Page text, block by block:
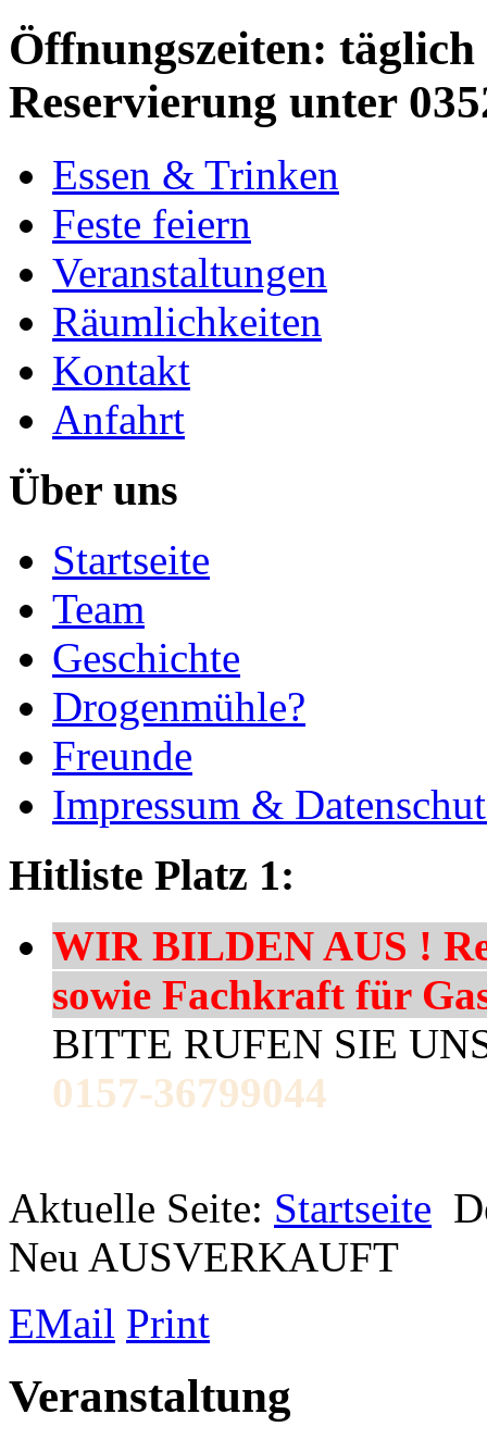
Öffnungszeiten: täglich
Reservierung unter
Essen & Trinken
Feste feiern
Veranstaltungen
Räumlichkeiten
Kontakt
Anfahrt
Über uns
Startseite
Team
Geschichte
Drogenmühle?
Freunde
Impressum &
Hitliste Platz 1:
WIR BILDEN AUS !
sowie Fachkraft für
BITTE RUFEN SIE
0157-36799044
Aktuelle Seite: Startseite
Neu AUSVERKAUFT
EMail Print
Veranstaltung